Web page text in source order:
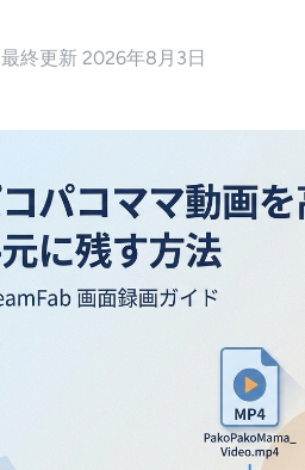
最終更新 2026年8月3日